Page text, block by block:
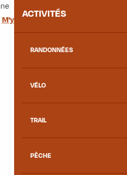
ACTIVITÉS
RANDONNÉES
VÉLO
TRAIL
PÊCHE
M'y rendre